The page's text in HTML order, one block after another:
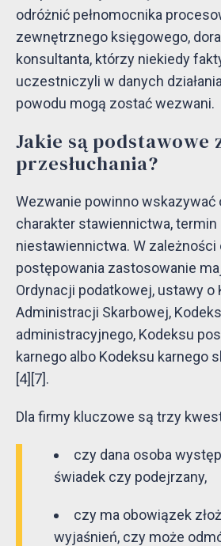
odróżnić pełnomocnika
zewnętrznego księgowego,
konsultanta, którzy niekiedy
uczestniczyli w danych
powodu mogą zostać wezwani.
Jakie są podstawowe
przesłuchania?
Wezwanie powinno wskazywać
charakter stawiennictwa, termin
niestawiennictwa. W zależności
postępowania zastosowanie
Ordynacji podatkowej, ustawy o
Administracji Skarbowej,
administracyjnego, Kodeksu
karnego albo Kodeksu karnego
[4][7].
Dla firmy kluczowe są trzy
czy dana osoba
świadek czy podejrzany,
czy ma obowiązek
wyjaśnień, czy może